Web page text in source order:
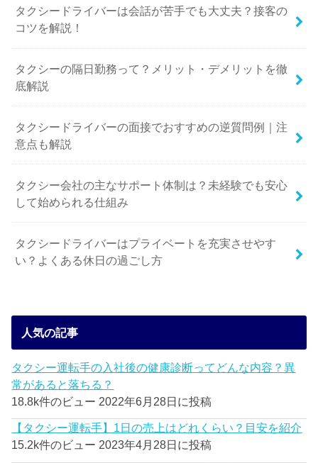
タクシードライバーは会話が苦手でも大丈夫？接客の
コツを解説！
タクシーの隔日勤務って？メリット・デメリットを徹
底解説
タクシードライバーの面接でおすすめの逆質問例｜注
意点も解説
タクシー会社の主なサポート体制は？未経験でも安心
して始められる仕組み
タクシードライバーはプライベートを充実させやす
い？よくある休日の過ごし方
人気の記事
タクシー運転手の入社後の健康診断ってどんな内容？異
常があると落ちる？
18.8k件のビュー 2022年6月28日に投稿
【タクシー運転手】1日の売上はどれくらい？目安を紹介
15.2k件のビュー 2023年4月28日に投稿